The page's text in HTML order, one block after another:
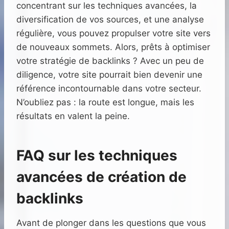
concentrant sur les techniques avancées, la
diversification de vos sources, et une analyse
régulière, vous pouvez propulser votre site vers
de nouveaux sommets. Alors, prêts à optimiser
votre stratégie de backlinks ? Avec un peu de
diligence, votre site pourrait bien devenir une
référence incontournable dans votre secteur.
N’oubliez pas : la route est longue, mais les
résultats en valent la peine.
FAQ sur les techniques
avancées de création de
backlinks
Avant de plonger dans les questions que vous